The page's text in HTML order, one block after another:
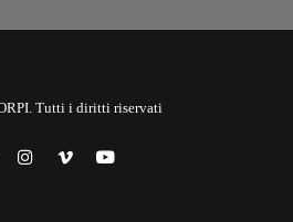
Tutti i diritti riservati